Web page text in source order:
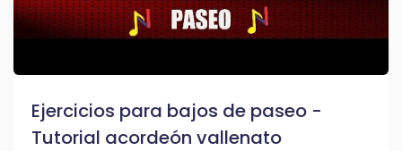
Ejercicios para bajos de paseo -
Tutorial acordeón vallenato